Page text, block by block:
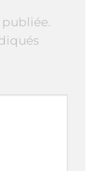
publiée.